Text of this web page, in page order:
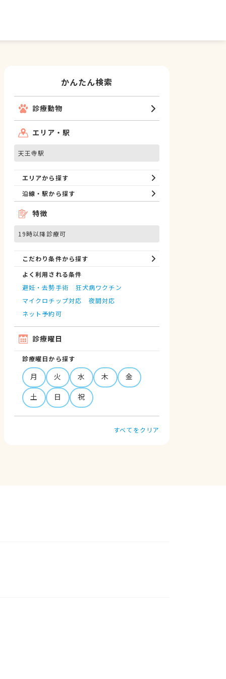
かんたん検索
診療動物
エリア・駅
天王寺駅
エリアから探す
沿線・駅から探す
特徴
19時以降診療可
こだわり条件から探す
よく利用される条件
避妊・去勢手術
狂犬病ワクチン
マイクロチップ対応
夜間対応
ネット予約可
診療曜日
診療曜日から探す
月 火 水 木
金
土
日 祝
すべてをクリア